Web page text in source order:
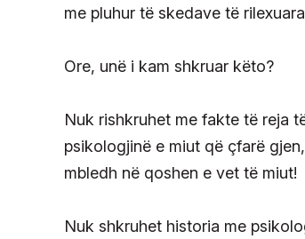
me pluhur të skedave të
Ore, unë i kam shkruar këto?
Nuk rishkruhet me fakte të reja
psikologjinë e miut që çfarë
mbledh në qoshen e vet të miut!
Nuk shkruhet historia me